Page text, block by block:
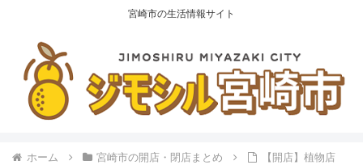
宮崎市の生活情報サイト
ホーム 宮崎市の開店・閉店まとめ
【開店】植物店